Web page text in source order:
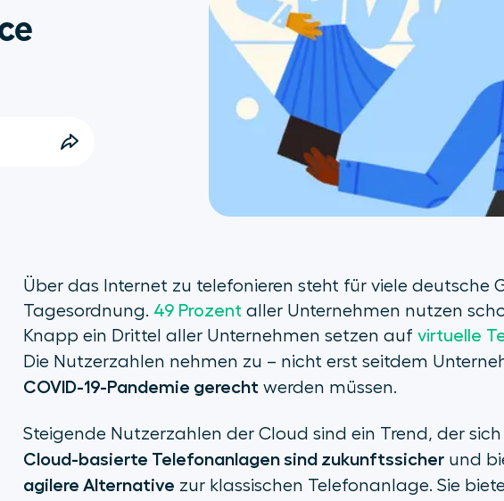
Über das Internet zu telefonieren steht für viele deutsche
Tagesordnung. 49 Prozent aller Unternehmen nutzen
Knapp ein Drittel aller Unternehmen setzen auf virtuelle
Die Nutzerzahlen nehmen zu – nicht erst seitdem
COVID-19-Pandemie gerecht werden müssen.
Steigende Nutzerzahlen der Cloud sind ein Trend, der
Cloud-basierte Telefonanlagen sind zukunftssicherund
agilere Alternative zur klassischen Telefonanlage. Sie